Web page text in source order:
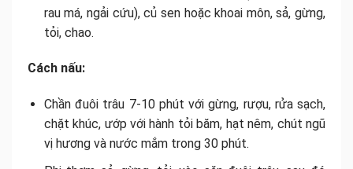
rau má, ngải cứu), củ sen hoặc khoai môn, sả, gừng,
tỏi, chao.
Cách nấu:
Chần đuôi trâu 7-10 phút với gừng, rượu, rửa sạch,
chặt khúc, ướp với hành tỏi băm, hạt nêm, chút ngũ
vị hương và nước mắm trong 30 phút.